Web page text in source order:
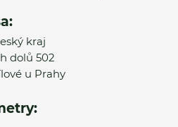
kraj
dolů 502
u Prahy